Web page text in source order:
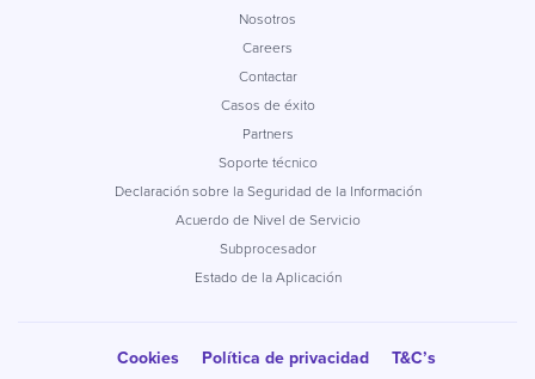
Nosotros
Careers
Contactar
Casos de éxito
Partners
Soporte técnico
Declaración sobre la Seguridad de la Información
Acuerdo de Nivel de Servicio
Subprocesador
Estado de la Aplicación
Cookies Política de privacidad
T&C’s